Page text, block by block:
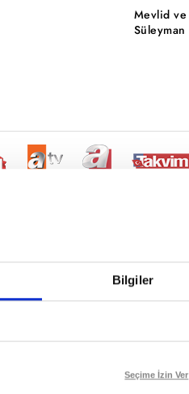
Bilgiler
Seçime İzin Ver
Mevlid ve